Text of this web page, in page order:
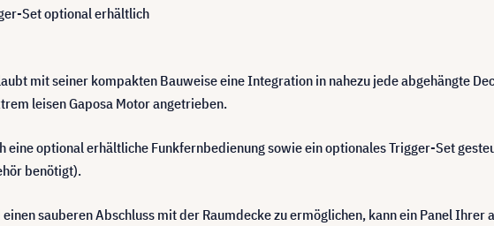
Set optional erhältlich
mit seiner kompakten Bauweise eine Integration in nahezu jede abgehängte
leisen Gaposa Motor angetrieben.
eine optional erhältliche Funkfernbedienung sowie ein optionales Trigger-Set
benötigt).
sauberen Abschluss mit der Raumdecke zu ermöglichen, kann ein Panel